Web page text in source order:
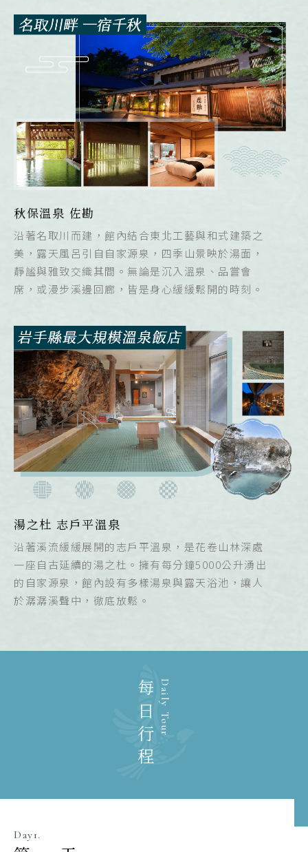
秋保溫泉 佐勘
沿著名取川而建，館內結合東北工藝與和式建築之
美，露天風呂引自自家源泉，四季山景映於湯面，
靜謐與雅致交織其間。無論是沉入溫泉、品嘗會
席，或漫步溪邊回廊，皆是身心緩緩鬆開的時刻。
湯之杜 志戶平溫泉
沿著溪流緩緩展開的志戶平溫泉，是花卷山林深處
一座自古延續的湯之杜。擁有每分鐘5000公升湧出
的自家源泉，館內設有多樣湯泉與露天浴池，讓人
於潺潺溪聲中，徹底放鬆。
Daily Tour
每日行程
Day1.